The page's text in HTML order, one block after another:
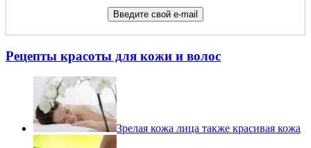
Рецепты красоты для кожи и волос
Зрелая кожа лица также красивая кожа